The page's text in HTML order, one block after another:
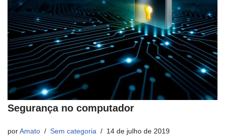
Segurança no computador
por Amato Sem categoria 14 de julho de 2019